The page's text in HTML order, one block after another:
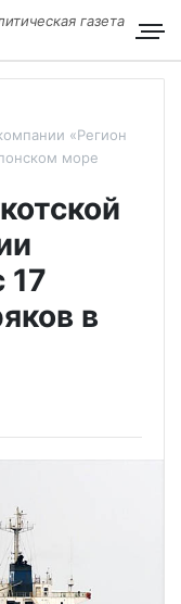
газета
«Регион
море
17
в